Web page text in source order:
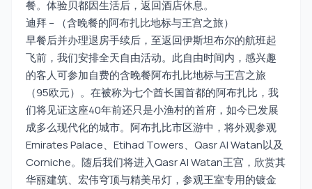
餐。体验贝都因生活后，返回酒店休息。
迪拜 – （含晚餐的阿布扎比地标与王宫之旅）
早餐后并办理退房手续后，至返回伊斯坦布尔的航班起
飞前，我们安排全天自由活动。此自由时间内，感兴趣
的客人可参加自费的含晚餐阿布扎比地标与王宫之旅
（95欧元）。在被称为七个酋长国首都的阿布扎比，我
们将见证这座40年前还只是小渔村的首府，如今已发展
成多么现代化的城市。阿布扎比市区游中，将外观参观
Emirates Palace、Etihad Towers、Qasr Al Watan以及
Corniche。随后我们将进入Qasr Al Watan王宫，欣赏其
华丽建筑、宏伟穹顶与精美吊灯，参观王室专用的镀金